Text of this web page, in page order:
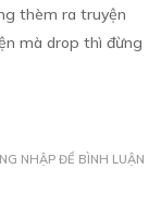
1
thèm ra truyện
mà drop thì đừng
NHẬP ĐỂ BÌNH LUẬN